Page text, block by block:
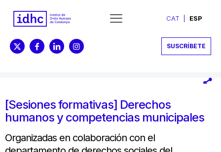
CAT ESP
SUSCRÍBETE
[Sesiones formativas] Derechos
humanos y competencias municipales
Organizadas en colaboración con el